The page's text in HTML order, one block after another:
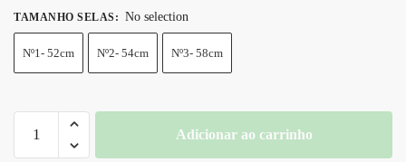
TAMANHO SELAS: No selection
Nº1- 52cm Nº2- 54cm Nº3- 58cm
Adicionar ao carrinho